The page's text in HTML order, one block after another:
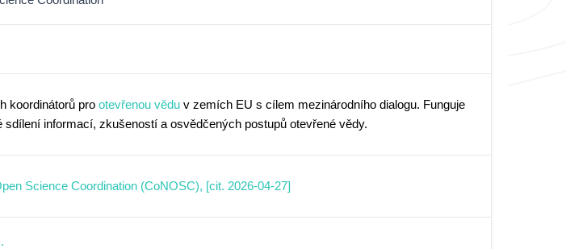
koordinátorů pro otevřenou vědu v zemích EU s cílem mezinárodního dialogu. Funguje
sdílení informací, zkušeností a osvědčených postupů otevřené vědy.
Science Coordination (CoNOSC), [cit. 2026-04-27]